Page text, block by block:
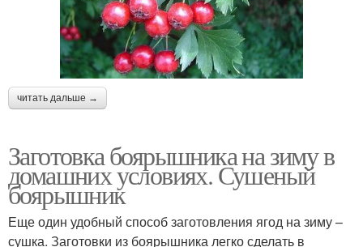
читать дальше →
Заготовка боярышника на зиму в
домашних условиях. Сушеный
боярышник
Еще один удобный способ заготовления ягод на зиму –
сушка. Заготовки из боярышника легко сделать в